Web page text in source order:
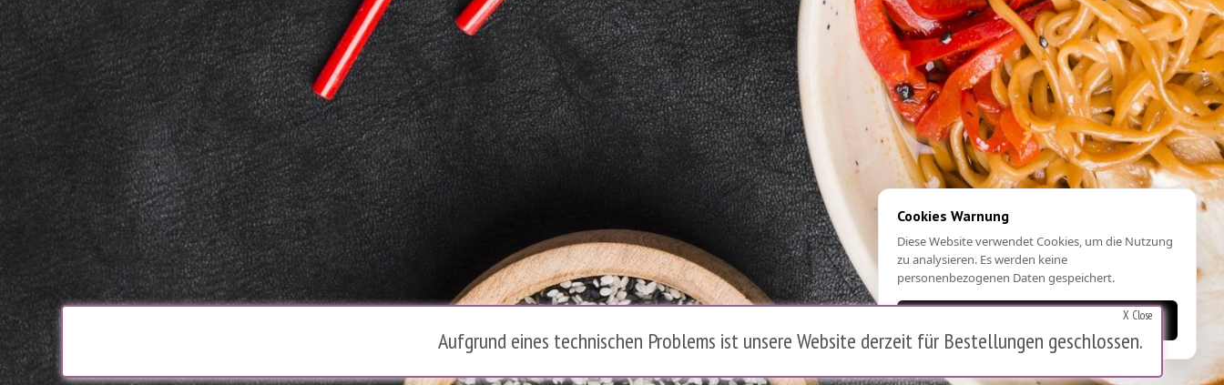
Cookies Warnung
Diese Website verwendet Cookies, um die Nutzung
zu analysieren. Es werden keine
personenbezogenen Daten gespeichert.
X Close
Aufgrund eines technischen Problems ist unsere Website derzeit für Bestellungen geschlossen.